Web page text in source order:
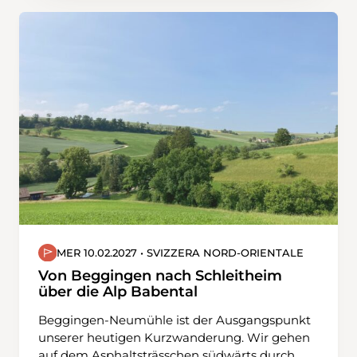
MER 10.02.2027 • SVIZZERA NORD-ORIENTALE
Von Beggingen nach Schleitheim
über die Alp Babental
Beggingen-Neumühle ist der Ausgangspunkt
unserer heutigen Kurzwanderung. Wir gehen